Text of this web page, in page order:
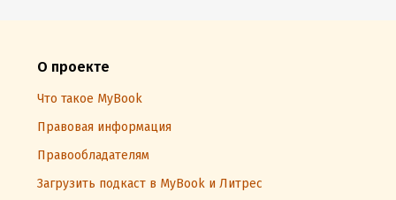
О проекте
Что такое MyBook
Правовая информация
Правообладателям
Загрузить подкаст в MyBook и Литрес